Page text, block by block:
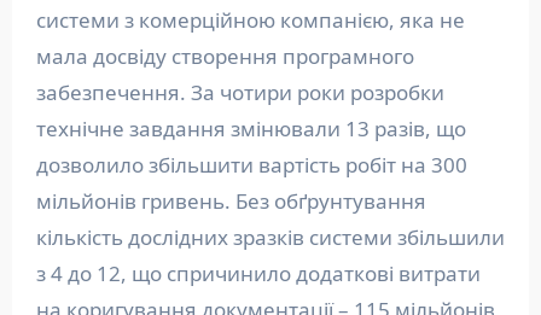
системи з комерційною компанією, яка не
мала досвіду створення програмного
забезпечення. За чотири роки розробки
технічне завдання змінювали 13 разів, що
дозволило збільшити вартість робіт на 300
мільйонів гривень. Без обґрунтування
кількість дослідних зразків системи збільшили
з 4 до 12, що спричинило додаткові витрати